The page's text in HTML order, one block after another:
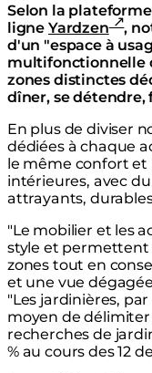
Selon la
ligne Yardzen
,
d'un "espace à
multifonctionnelle
zones distinctes
dîner, se détendre,
En plus de diviser
dédiées à chaque
le même confort et
intérieures, avec
attrayants,
"Le mobilier et les
style et permettent
zones tout en
et une vue
"Les jardinières,
moyen de délimiter
recherches de
% au cours des 12